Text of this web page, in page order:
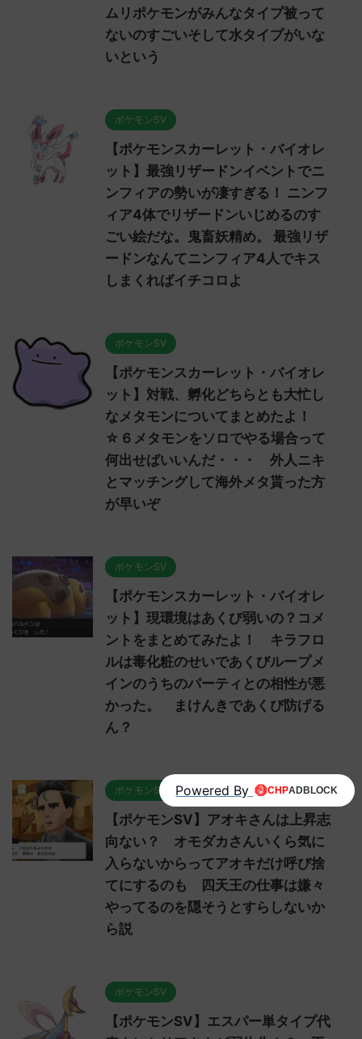
ムリポケモンがみんなタイプ被って
ないのすごいそして水タイプがいな
いという
ポケモンSV
【ポケモンスカーレット・バイオレ
ット】最強リザードンイベントでニ
ンフィアの勢いが凄すぎる！ ニンフ
ィア4体でリザードンいじめるのす
ごい絵だな。鬼畜妖精め。 最強リザ
ードンなんてニンフィア4人でキス
しまくればイチコロよ
ポケモンSV
【ポケモンスカーレット・バイオレ
ット】対戦、孵化どちらとも大忙し
なメタモンについてまとめたよ！
☆６メタモンをソロでやる場合って
何出せばいいんだ・・・ 外人ニキ
とマッチングして海外メタ貰った方
が早いぞ
ポケモンSV
【ポケモンスカーレット・バイオレ
ット】現環境はあくび弱いの？コメ
ントをまとめてみたよ！ キラフロ
ルは毒化粧のせいであくびループメ
インのうちのパーティとの相性が悪
かった。 まけんきであくび防げる
ん？
ポケモンSV
【ポケモンSV】アオキさんは上昇志
向ない？ オモダカさんいくら気に
入らないからってアオキだけ呼び捨
てにするのも 四天王の仕事は嫌々
やってるのを隠そうとすらしないか
ら説
ポケモンSV
【ポケモンSV】エスパー単タイプ代
Powered By